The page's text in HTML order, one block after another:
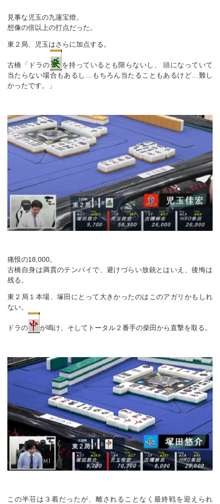
見事な児玉の九蓮宝燈。
想像の倍以上の打点だった。
東２局、児玉はさらに加点する。
古橋「ドラの
を持っているとも限らないし、 頭になっていて
当たらない場合もあるし…もちろん当たることもあるけど…難し
かったです。」
痛恨の18,000。
古橋自身は満貫のテンパイで、避けづらい放銃とはいえ、後悔は
残る。
東２局１本場、塚田にとって大きかったのはこのアガリかもしれ
ない。
ドラの が鳴け、そしてトータル２番手の柴田から直撃を取る。
この半荘は３着だったが、離されることなく最終戦を迎えられ